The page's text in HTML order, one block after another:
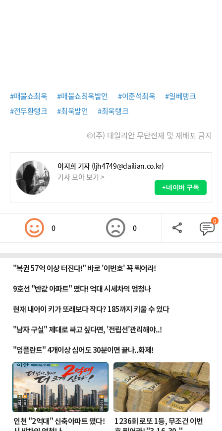
#매불쇼최욱 #매불쇼최욱발언 #이준석최욱
#일베탱크
#전두환탱크
#최욱발언 #최욱탱크
©(주) 데일리안 무단전재 및 재배포 금지
이지희 기자 (ljh4749@dailian.co.kr)
기사 모아 보기 >
+네이버 구독
0 0
0